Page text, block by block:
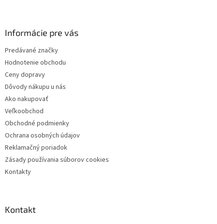
Informácie pre vás
Predávané značky
Hodnotenie obchodu
Ceny dopravy
Dôvody nákupu u nás
Ako nakupovať
Veľkoobchod
Obchodné podmienky
Ochrana osobných údajov
Reklamačný poriadok
Zásady používania súborov cookies
Kontakty
Kontakt